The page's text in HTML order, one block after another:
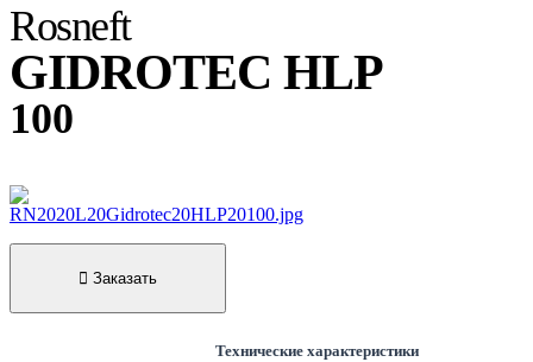
Rosneft
GIDROTEC HLP
100
Заказать
Технические характеристики